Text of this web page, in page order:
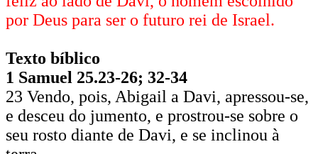
por Deus para ser o futuro rei de Israel.
Texto bíblico
1 Samuel 25.23-26; 32-34
23 Vendo, pois, Abigail a Davi, apressou-se,
e desceu do jumento, e prostrou-se sobre o
seu rosto diante de Davi, e se inclinou à